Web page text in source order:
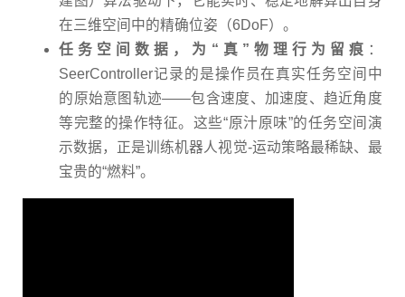
在三维空间中的精确位姿（6DoF）。
任务空间数据，为 “ 真 ” 物理行为留痕 ：
SeerController记录的是操作员在真实任务空间中
的原始意图轨迹——包含速度、加速度、趋近角度
等完整的操作特征。这些“原汁原味”的任务空间演
示数据，正是训练机器人视觉-运动策略最稀缺、最
宝贵的“燃料”。